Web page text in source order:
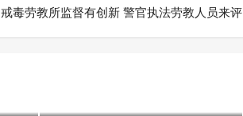
戒毒劳教所监督有创新 警官执法劳教人员来评
“听、说、观、写、考”——戒